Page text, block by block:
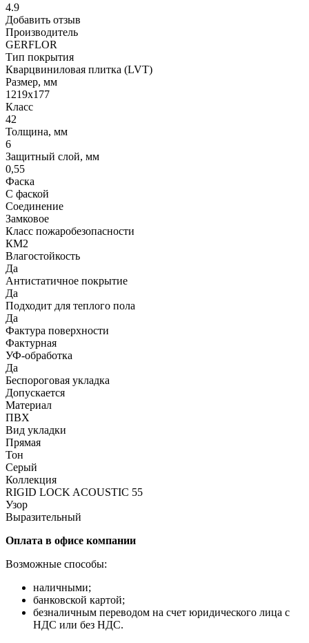
4.9
Добавить отзыв
Производитель
GERFLOR
Тип покрытия
Кварцвиниловая плитка (LVT)
Размер, мм
1219x177
Класс
42
Толщина, мм
6
Защитный слой, мм
0,55
Фаска
С фаской
Соединение
Замковое
Класс пожаробезопасности
КМ2
Влагостойкость
Да
Антистатичное покрытие
Да
Подходит для теплого пола
Да
Фактура поверхности
Фактурная
УФ-обработка
Да
Беспороговая укладка
Допускается
Материал
ПВХ
Вид укладки
Прямая
Тон
Серый
Коллекция
RIGID LOCK ACOUSTIC 55
Узор
Выразительный
Оплата в офисе компании
Возможные способы:
наличными;
банковской картой;
безналичным переводом на счет юридического лица с
НДС или без НДС.